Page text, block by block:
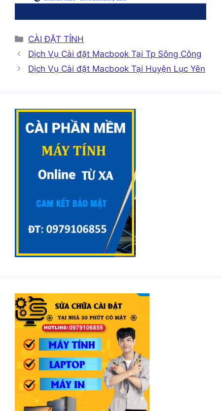
Danh
mục
CÀI ĐẶT TỈNH
Dịch Vụ Cài đặt Macbook Tại Tp Sông Công
Dịch Vụ Cài đặt Macbook Tại Huyện Lục Yên